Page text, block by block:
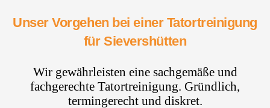
Unser Vorgehen bei einer Tatortreinigung
für Sievershütten
Wir gewährleisten eine sachgemäße und
fachgerechte Tatortreinigung. Gründlich,
termingerecht und diskret.